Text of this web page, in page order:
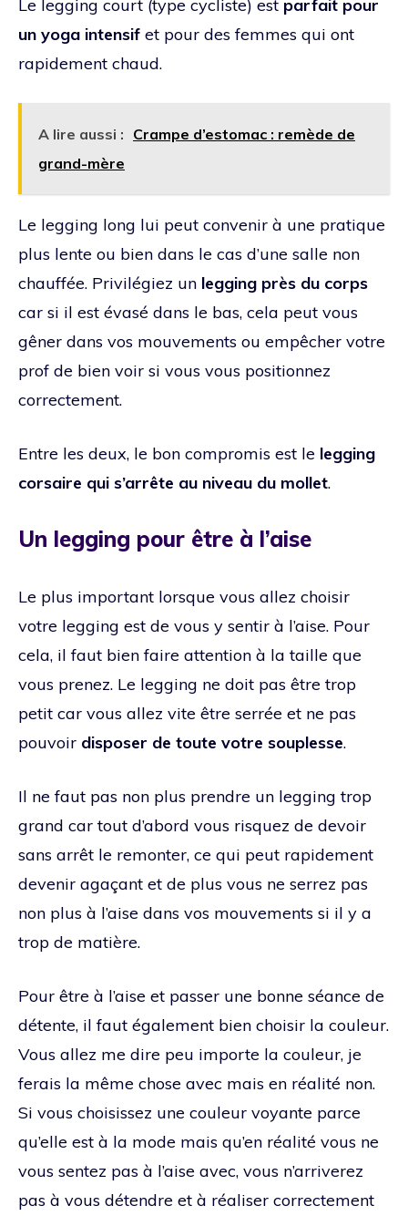
Le legging court (type cycliste) est parfait pour
un yoga intensif et pour des femmes qui ont
rapidement chaud.
A lire aussi : Crampe d’estomac : remède de
grand-mère
Le legging long lui peut convenir à une pratique
plus lente ou bien dans le cas d’une salle non
chauffée. Privilégiez un legging près du corps
car si il est évasé dans le bas, cela peut vous
gêner dans vos mouvements ou empêcher votre
prof de bien voir si vous vous positionnez
correctement.
Entre les deux, le bon compromis est le legging
corsaire qui s’arrête au niveau du mollet.
Un legging pour être à l’aise
Le plus important lorsque vous allez choisir
votre legging est de vous y sentir à l’aise. Pour
cela, il faut bien faire attention à la taille que
vous prenez. Le legging ne doit pas être trop
petit car vous allez vite être serrée et ne pas
pouvoir disposer de toute votre souplesse.
Il ne faut pas non plus prendre un legging trop
grand car tout d’abord vous risquez de devoir
sans arrêt le remonter, ce qui peut rapidement
devenir agaçant et de plus vous ne serrez pas
non plus à l’aise dans vos mouvements si il y a
trop de matière.
Pour être à l’aise et passer une bonne séance de
détente, il faut également bien choisir la couleur.
Vous allez me dire peu importe la couleur, je
ferais la même chose avec mais en réalité non.
Si vous choisissez une couleur voyante parce
qu’elle est à la mode mais qu’en réalité vous ne
vous sentez pas à l’aise avec, vous n’arriverez
pas à vous détendre et à réaliser correctement